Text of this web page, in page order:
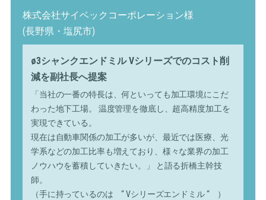
株式会社サイベックコーポレーション様
(長野県・塩尻市)
ø3シャンクエンドミル Vシリーズでのコスト削
減を副社長へ提案
「当社の一番の特長は、何といっても加工環境にこだ
わった地下工場。 温度管理を徹底し、超高精度加工を
実現できている。
現在は自動車関係の加工が多いが、最近では医療、光
学系などの加工比率も増えており、様々な業界の加工
ノウハウを蓄積していきたい。」 と語る折橋主幹技
師。
（手に持っているのは “ Vシリーズエンドミル “ ）